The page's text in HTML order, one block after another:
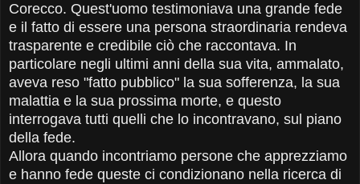
Corecco. Quest'uomo testimoniava una grande fede
e il fatto di essere una persona straordinaria rendeva
trasparente e credibile ciò che raccontava. In
particolare negli ultimi anni della sua vita, ammalato,
aveva reso "fatto pubblico" la sua sofferenza, la sua
malattia e la sua prossima morte, e questo
interrogava tutti quelli che lo incontravano, sul piano
della fede.
Allora quando incontriamo persone che apprezziamo
e hanno fede queste ci condizionano nella ricerca di